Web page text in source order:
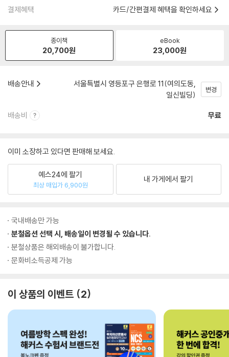
결제혜택 카드/간편결제 혜택을 확인하세요
종이책
20,700원
eBook
23,000원
배송안내
서울특별시 영등포구 은행로 11(여의도동,
일신빌딩)
변경
배송비 무료
이미 소장하고 있다면 판매해 보세요.
예스24에 팔기
최상 매입가 6,900원
내 가게에서 팔기
국내배송만 가능
분철옵션 선택 시, 배송일이 변경될 수 있습니다.
분철상품은 해외배송이 불가합니다.
문화비소득공제 가능
이 상품의 이벤트 2